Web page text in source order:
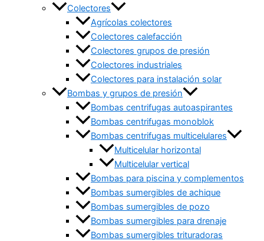
Colectores
Agrícolas colectores
Colectores calefacción
Colectores grupos de presión
Colectores industriales
Colectores para instalación solar
Bombas y grupos de presión
Bombas centrifugas autoaspirantes
Bombas centrifugas monoblok
Bombas centrifugas multicelulares
Multicelular horizontal
Multicelular vertical
Bombas para piscina y complementos
Bombas sumergibles de achique
Bombas sumergibles de pozo
Bombas sumergibles para drenaje
Bombas sumergibles trituradoras